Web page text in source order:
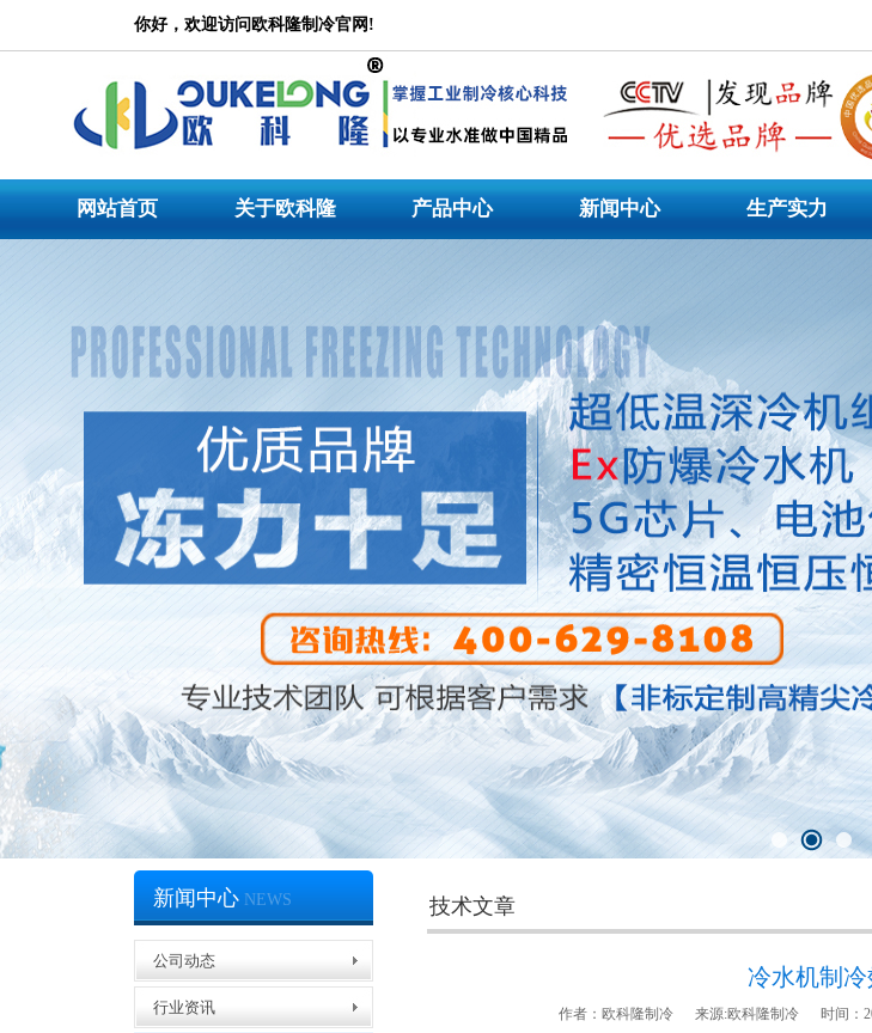
厂家专注于工业冷水机研发与生产行业领先品牌。公司主营:冷水机,
,螺杆式冷水机,风冷/水令式冷水机,低温冷水机,模温机等非标
你好，欢迎访问欧科隆制冷官网!
网站首页 关于欧科隆 产品中心 新闻中心 生产实力
新闻中心 NEWS
公司动态
行业资讯
技术文章
冷水机制
作者：欧科隆制冷 来源:欧科隆制冷 时间：